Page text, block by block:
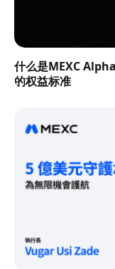
什么是MEXC
的权益标准